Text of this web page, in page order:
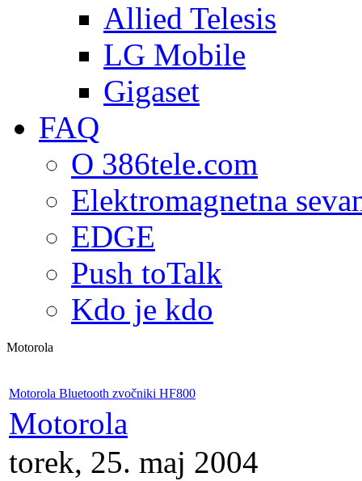
Allied Telesis
LG Mobile
Gigaset
FAQ
O 386tele.com
Elektromagnetna
EDGE
Push toTalk
Kdo je kdo
Motorola
Motorola Bluetooth zvočniki HF800
Motorola
torek, 25. maj 2004